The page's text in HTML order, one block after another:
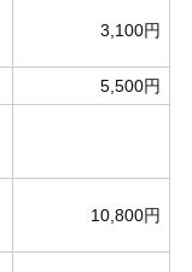
3,100円
5,500円
10,800円